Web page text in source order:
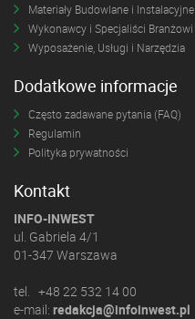
Materiały Budowlane i Instalacyjne
Wykonawcy i Specjaliści Branżowi
Wyposażenie, Usługi i Narzędzia
Dodatkowe informacje
Często zadawane pytania (FAQ)
Regulamin
Polityka prywatności
Kontakt
INFO-INWEST
ul. Gabriela 4/1
01-347 Warszawa
tel. +48 22 532 14 00
e-mail: redakcja@infoinwest.pl